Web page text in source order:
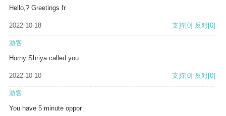
Hello,? Greetings fr
2022-10-18 支持[0] 反对[0]
游客
Horny Shriya called you
2022-10-10 支持[0] 反对[0]
游客
You have 5 minute oppor